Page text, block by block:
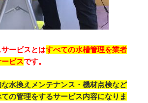
ービスとはすべての水槽管理を業者
ビスです。
水換えメンテナンス・機材点検など
の管理をするサービス内容になりま